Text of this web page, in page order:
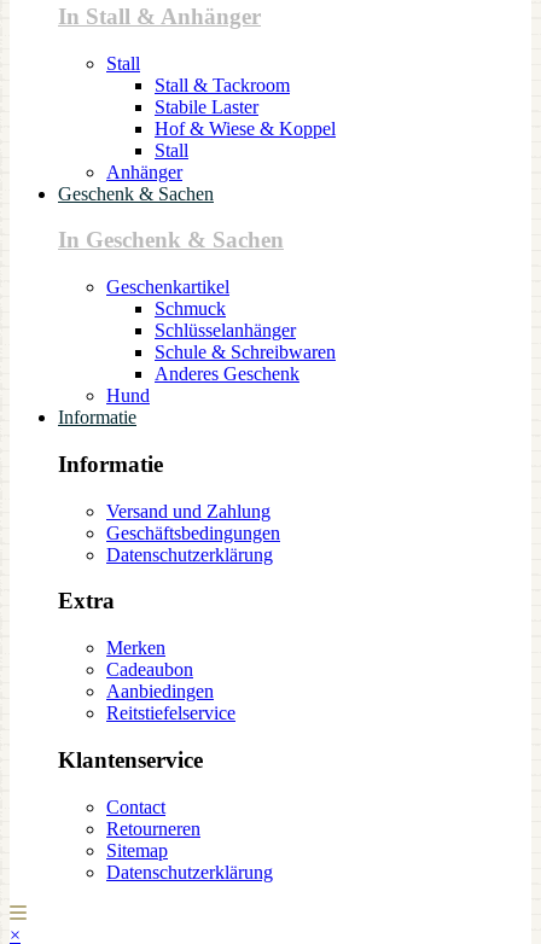
In Stall & Anhänger
Stall
Stall & Tackroom
Stabile Laster
Hof & Wiese & Koppel
Stall
Anhänger
Geschenk & Sachen
In Geschenk & Sachen
Geschenkartikel
Schmuck
Schlüsselanhänger
Schule & Schreibwaren
Anderes Geschenk
Hund
Informatie
Informatie
Versand und Zahlung
Geschäftsbedingungen
Datenschutzerklärung
Extra
Merken
Cadeaubon
Aanbiedingen
Reitstiefelservice
Klantenservice
Contact
Retourneren
Sitemap
Datenschutzerklärung
×